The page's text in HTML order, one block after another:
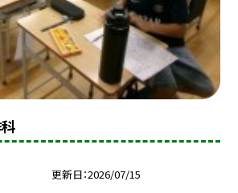
更新日 2026/07/15